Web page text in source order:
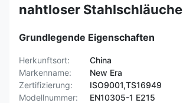
nahtloser Stahlschläuche
Grundlegende Eigenschaften
Herkunftsort:
China
Markenname:
New Era
Zertifizierung:
ISO9001,TS16949
Modellnummer:
EN10305-1 E215